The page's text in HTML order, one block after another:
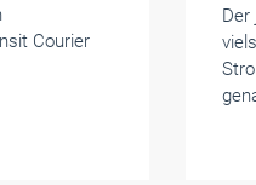
Courier
Der